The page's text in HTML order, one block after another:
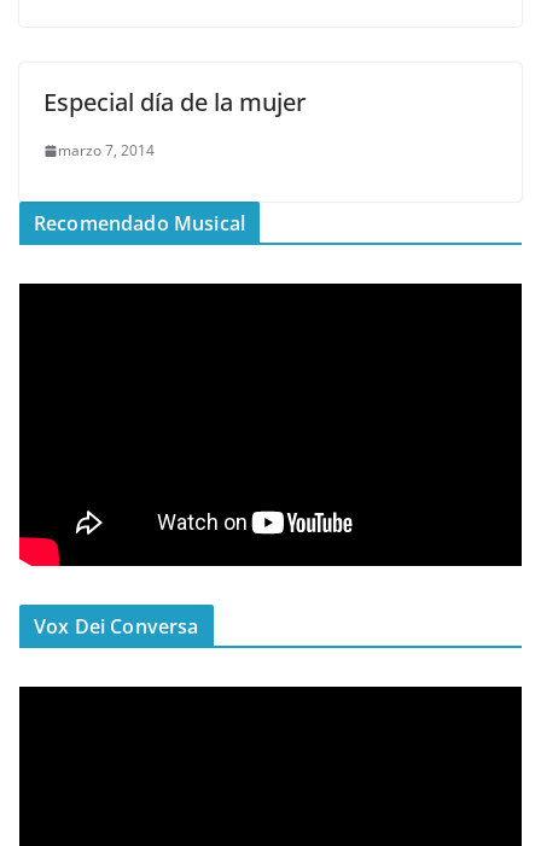
Especial día de la mujer
marzo 7, 2014
Recomendado Musical
Vox Dei Conversa